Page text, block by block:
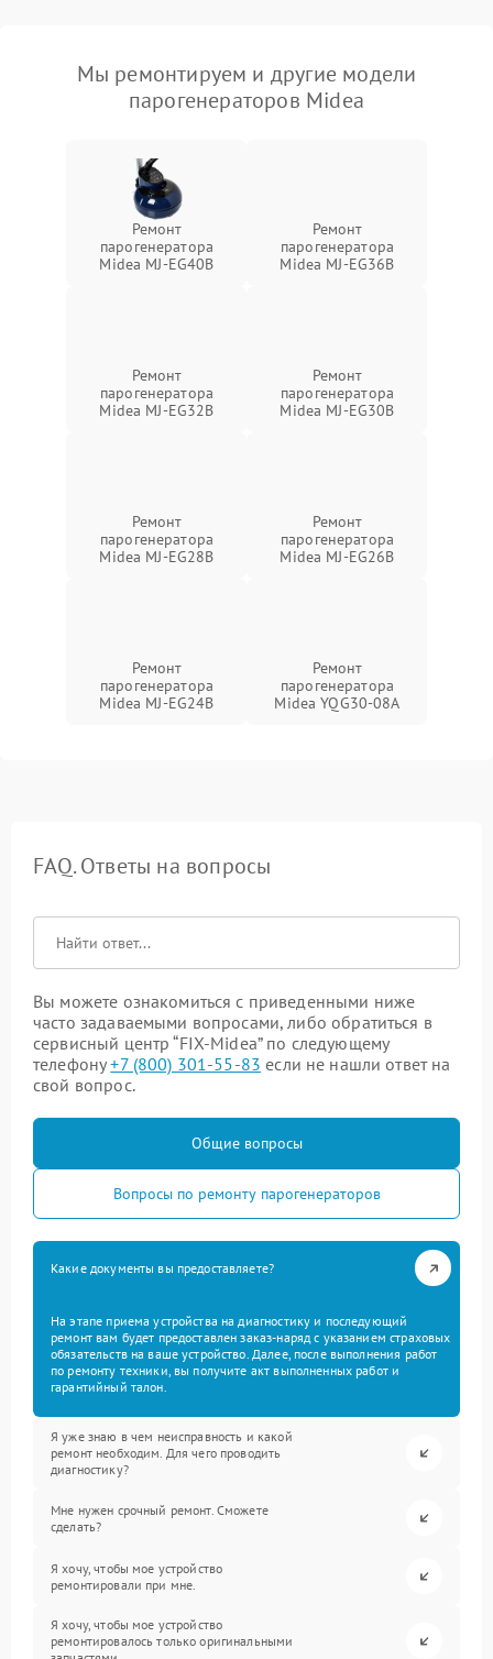
Мы ремонтируем и другие модели
парогенераторов Midea
Ремонт
парогенератора
Midea MJ-EG40B
Ремонт
парогенератора
Midea MJ-EG36B
Ремонт
парогенератора
Midea MJ-EG32B
Ремонт
парогенератора
Midea MJ-EG30B
Ремонт
парогенератора
Midea MJ-EG28B
Ремонт
парогенератора
Midea MJ-EG26B
Ремонт
парогенератора
Midea MJ-EG24B
Ремонт
парогенератора
Midea YQG30-08A
FAQ. Ответы на вопросы
Вы можете ознакомиться с приведенными ниже
часто задаваемыми вопросами, либо обратиться в
сервисный центр “FIX-Midea” по следующему
телефону+7 (800) 301-55-83 если не нашли ответ на
свой вопрос.
Общие вопросы
Вопросы по ремонту парогенераторов
Какие документы вы предоставляете?
На этапе приема устройства на диагностику и последующий
ремонт вам будет предоставлен заказ-наряд с указанием страховых
обязательств на ваше устройство. Далее, после выполнения работ
по ремонту техники, вы получите акт выполненных работ и
гарантийный талон.
Я уже знаю в чем неисправность и какой
ремонт необходим. Для чего проводить
диагностику?
Мне нужен срочный ремонт. Сможете
сделать?
Я хочу, чтобы мое устройство
ремонтировали при мне.
Я хочу, чтобы мое устройство
ремонтировалось только оригинальными